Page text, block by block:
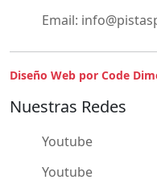
Email:
Diseño Web por Code
Nuestras Redes
Youtube
Youtube